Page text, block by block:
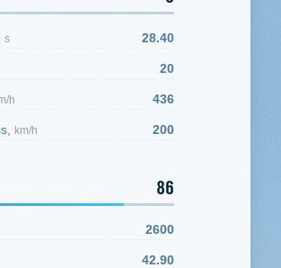
s 28.40
20
h 436
km/h 200
86
2600
42.90